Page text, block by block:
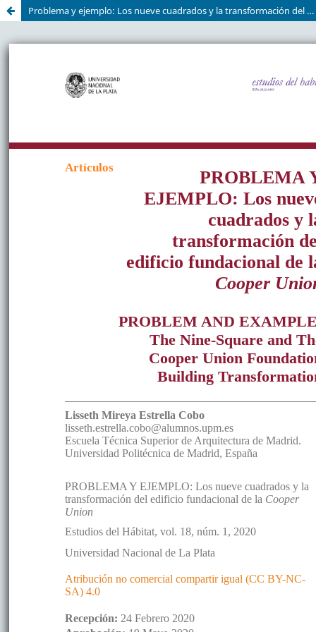
Problema y ejemplo: Los nueve cuadrados y la transformación del edificio fundacional de la Cooper Union